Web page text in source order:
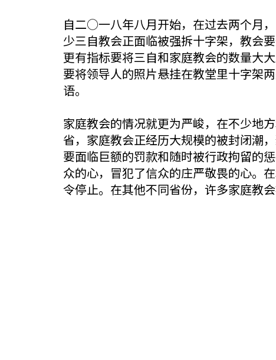
自二○一八年八月开始，在过去两个月
少三自教会正面临被强拆十字架，教会
更有指标要将三自和家庭教会的数量大
要将领导人的照片悬挂在教堂里十字架
语。
家庭教会的情况就更为严峻，在不少地
省，家庭教会正​​经历大规模的被封闭潮
要面临巨额的罚款和随时被行政拘留的
众的心，冒犯了信众的庄严敬畏的心。
令停止。在其他不同省份，许多家庭教会